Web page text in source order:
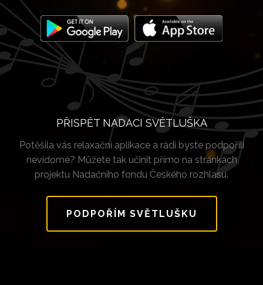
PŘISPĚT NADACI SVĚTLUŠKA
Potěšila vás relaxační aplikace a rádi byste podpořili
nevidomé? Můžete tak učinit přímo na stránkách
projektu Nadačního fondu Českého rozhlasu.
PODPOŘÍM SVĚTLUŠKU